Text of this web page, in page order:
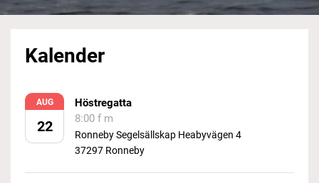
Kalender
AUG
22
Höstregatta
8:00 f m
Ronneby Segelsällskap Heabyvägen 4
37297 Ronneby